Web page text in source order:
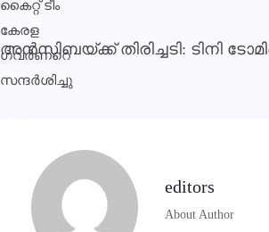
അന്‍സിബയ്ക്ക് തിരിച്ചടി: ടിനി
editors
About Author